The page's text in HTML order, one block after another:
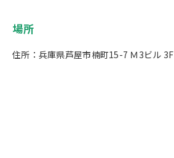
場所
住所：兵庫県芦屋市楠町15-7 Ｍ3ビル 3F